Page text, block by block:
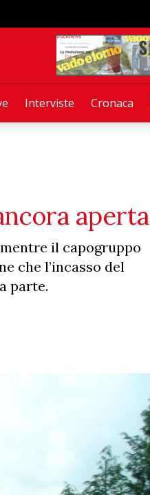
Interviste Cronaca
aperta
il capogruppo
che l’incasso del
parte.